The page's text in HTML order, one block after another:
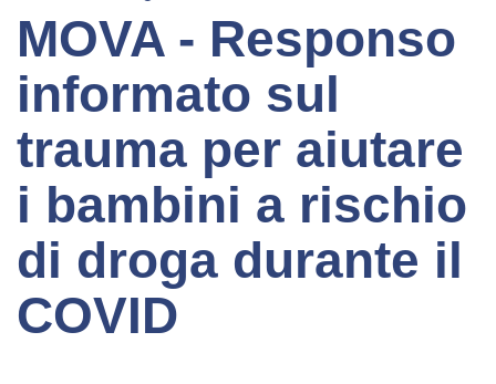
MOVA - Responso
informato sul
trauma per aiutare
i bambini a rischio
di droga durante il
COVID